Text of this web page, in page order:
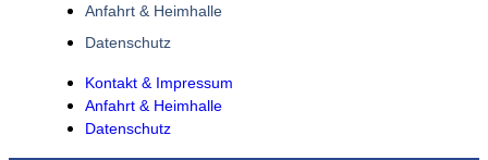
Anfahrt & Heimhalle
Datenschutz
Kontakt & Impressum
Anfahrt & Heimhalle
Datenschutz